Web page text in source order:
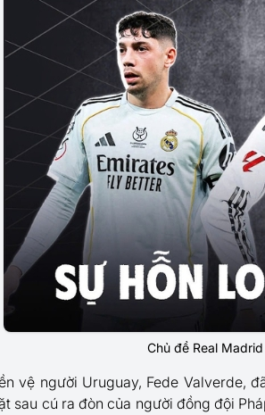
Chủ đề Real
vệ người Uruguay, Fede Valverde,
sau cú ra đòn của người đồng đội